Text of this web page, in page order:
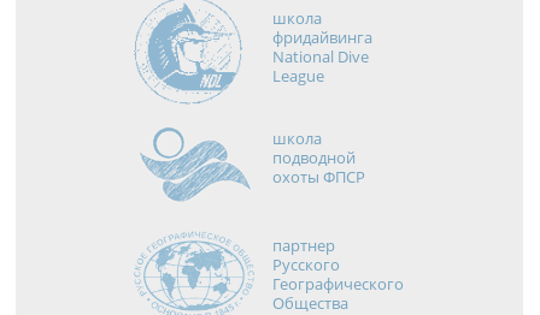
школа
фридайвинга
National Dive
League
школа
подводной
охоты ФПСР
партнер
Русского
Географического
Общества